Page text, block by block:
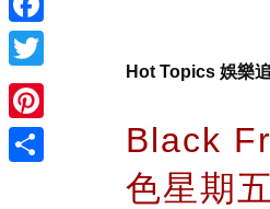
Facebook
Twitter
Pinterest
Hot Topics 娛樂
Black
色星期